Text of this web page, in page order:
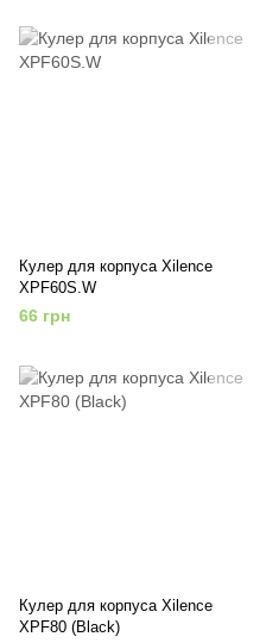
Кулер для корпуса Xilence
XPF60S.W
66 грн
Кулер для корпуса Xilence
XPF80 (Black)